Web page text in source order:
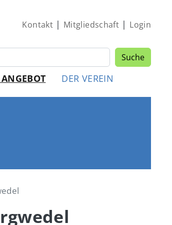
Suche
Kontakt| Mitgliedschaft | Login
DER VEREIN